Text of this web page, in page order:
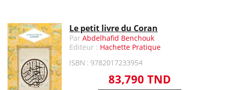
Le petit livre du Coran
ParAbdelhafid Benchouk
Editeur : Hachette Pratique
ISBN : 9782017233954
83,790 TND